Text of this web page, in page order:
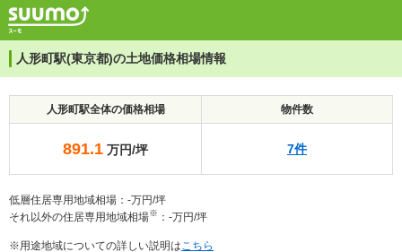
人形町駅(東京都)の土地価格相場情報
人形町駅全体の価格相場 物件数
891.1 万円/坪 7件
低層住居専用地域相場：-万円/坪
それ以外の住居専用地域相場※ ：-万円/坪
※用途地域についての詳しい説明はこちら